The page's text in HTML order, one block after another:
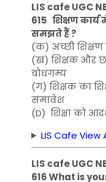
LIS cafe UGC
615 शिक्षण
समझते हैं ?
(क) अच्छी शिक्षण
(ख) शिक्षक और
बोधगम्य
(ग) शिक्षक का
समावेश
(D) शिक्षा को
LIS Cafe View
LIS cafe UGC
616 What is